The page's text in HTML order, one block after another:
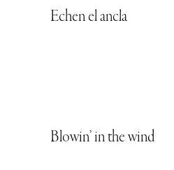
Echen el ancla
Blowin’ in the wind